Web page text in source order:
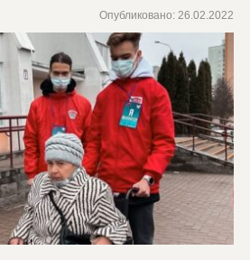
Опубликовано: 26.02.2022